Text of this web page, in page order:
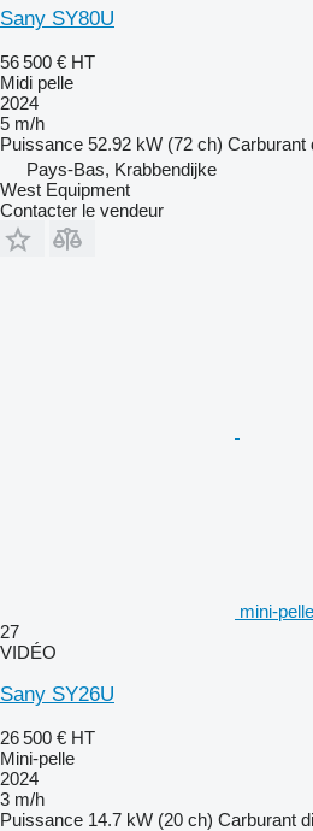
Sany SY80U
56 500 € HT
Midi pelle
2024
5 m/h
Puissance 52.92 kW (72 ch) Carburant
Pays-Bas, Krabbendijke
West Equipment
Contacter le vendeur
mini-
27
VIDÉO
Sany SY26U
26 500 € HT
Mini-pelle
2024
3 m/h
Puissance 14.7 kW (20 ch) Carburant